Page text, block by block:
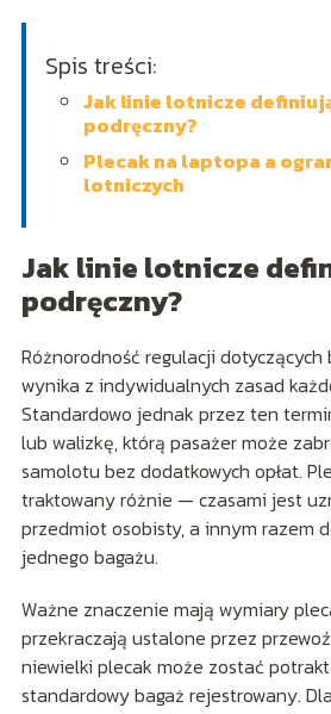
Spis treści:
Jak linie lotnicze
podręczny?
Plecak na laptopa a
lotniczych
Jak linie lotnicze
podręczny?
Różnorodność regulacji dotyczących
wynika z indywidualnych zasad
Standardowo jednak przez ten
lub walizkę, którą pasażer może
samolotu bez dodatkowych opłat.
traktowany różnie — czasami jest
przedmiot osobisty, a innym razem
jednego bagażu.
Ważne znaczenie mają wymiary
przekraczają ustalone przez
niewielki plecak może zostać
standardowy bagaż rejestrowany.